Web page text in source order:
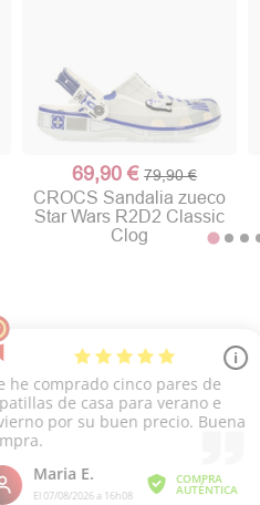
69,90 €79,90 €
CROCS Sandalia zueco
Star Wars R2D2 Classic
Clog